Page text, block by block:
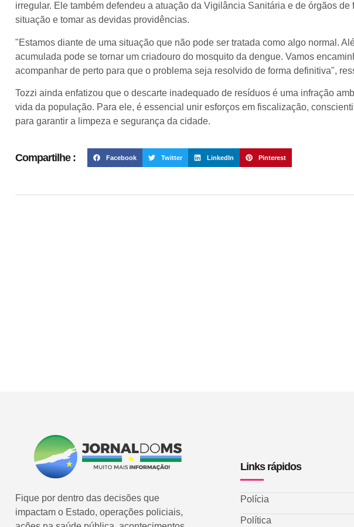
irregular. Ele também defendeu a atuação da Vigilância Sanitária e de órgãos
situação e tomar as devidas providências.
"Estamos diante de uma situação que não pode ser tratada como algo normal.
acumulada pode se tornar um criadouro do mosquito da dengue. Vamos
acompanhar de perto para que o problema seja resolvido de forma definitiva",
Tozzi ainda enfatizou que o descarte inadequado de resíduos é uma infração
vida da população. Para ele, é essencial unir esforços em fiscalização,
para garantir a limpeza e segurança da cidade.
Compartilhe : Facebook Twitter LinkedIn Pinterest
Fique por dentro das decisões que
impactam o Estado, operações policiais,
Links rápidos
Polícia
Política